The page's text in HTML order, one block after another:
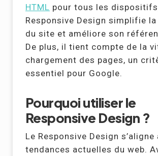
HTML pour tous les
Responsive Design simplifie
du site et améliore son
De plus, il tient compte de la
chargement des pages, un
essentiel pour Google.
Pourquoi utiliser le
Responsive Design ?
Le Responsive Design s’aligne
tendances actuelles du web.